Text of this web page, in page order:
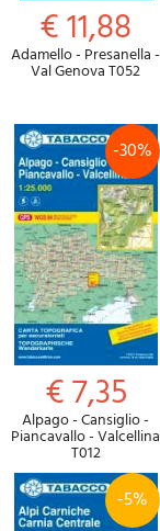
€ 11,88
Adamello - Presanella -
Val Genova T052
-30%
€ 7,35
Alpago - Cansiglio -
Piancavallo - Valcellina
T012
-5%